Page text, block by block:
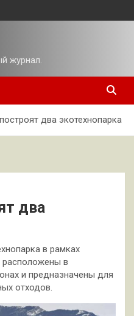
журнал.
два экотехнопарка
два
в рамках
расположены в
и предназначены для
отходов.